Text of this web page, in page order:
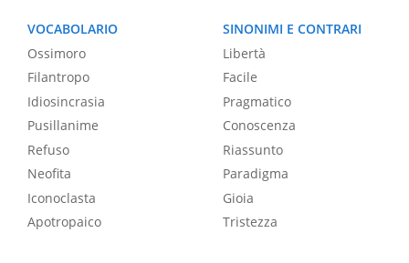
VOCABOLARIO
Ossimoro
Filantropo
Idiosincrasia
Pusillanime
Refuso
Neofita
Iconoclasta
Apotropaico
SINONIMI E CONTRARI
Libertà
Facile
Pragmatico
Conoscenza
Riassunto
Paradigma
Gioia
Tristezza